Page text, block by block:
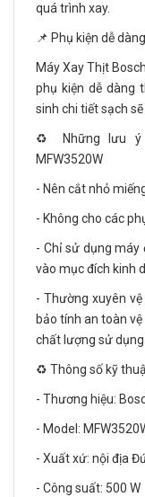
quá trình xay.
📌 Phụ kiện dễ
Máy Xay Thịt
phụ kiện dễ dàng
sinh chi tiết sạch sẽ
♻️ Những lưu ý
MFW3520W
- Nên cắt nhỏ
- Không cho các
- Chỉ sử dụng máy
vào mục đích kinh
- Thường xuyên
bảo tính an toàn
chất lượng sử dụng
♻️ Thông số kỹ
- Thương hiệu:
- Model:
- Xuất xứ: nội địa
- Công suất: 500 W